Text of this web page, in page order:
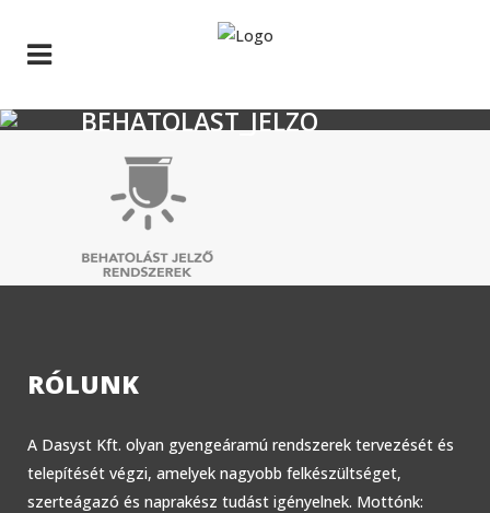
BEHATOLAST_JELZO
RÓLUNK
A Dasyst Kft. olyan gyengeáramú rendszerek tervezését és
telepítését végzi, amelyek nagyobb felkészültséget,
szerteágazó és naprakész tudást igényelnek. Mottónk: